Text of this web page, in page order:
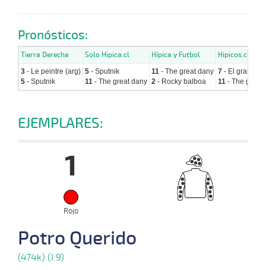
Pronósticos:
Tierra Derecha Solo Hipica.cl Hípica y Futbol Hipicos.cl
3 - Le peintre (arg)
5 - Sputnik
5 - Sputnik
11 - The great dany
11 - The great dany
2 - Rocky balboa
7 - El gran
11 - The great
EJEMPLARES:
1
Rojo
Potro Querido
(474k) (I:9)